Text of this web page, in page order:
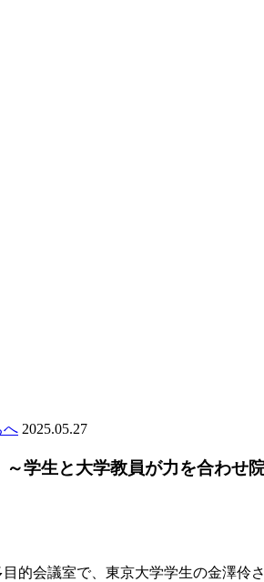
へ 2025.05.27
学生と大学教員が力を合わせ
目的会議室で、東京大学学生の金澤伶